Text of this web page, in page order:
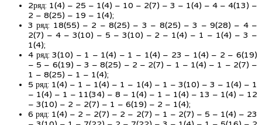
2ряд: 1(4) – 25 – 1(4) – 10 – 2(7) – 3 – 1(4) – 4 – 4(13) –
2 – 8(25) – 19 – 1(4);
3 ряд: 18(55) – 2 – 8(25) – 3 – 8(25) – 3 – 9(28) – 4 –
2(7) – 4 – 3(10) – 5 – 3(10) – 2 – 1(4) – 1 – 1(4) – 3 –
1(4);
4 ряд: 3(10) – 1 – 1(4) – 1 – 1(4) – 23 – 1(4) – 2 – 6(19)
– 5 – 6(19) – 3 – 8(25) – 2 – 2(7) – 1 – 1(4) – 1 – 2(7) –
1 – 8(25) – 1 – 1(4);
5 ряд: 1(4) – 1 – 1(4) – 1 – 1(4) – 1 – 3(10) – 3 – 1(4) – 1
– 1(4) – 1 – 11(34) – 8 – 1(4) – 1 – 1(4) – 13 – 1(4) – 12
– 3(10) – 2 – 2(7) – 1 – 6(19) – 2 – 1(4);
6 ряд: 1(4) – 2 – 2(7) – 2 – 2(7) – 1 – 2(7) – 5 – 1(4) – 23